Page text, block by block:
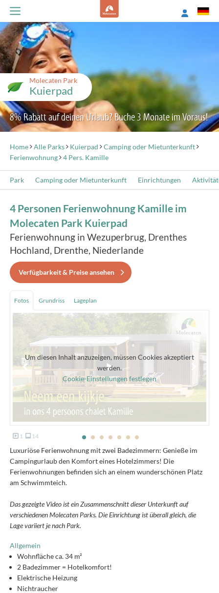
Molecaten Park
Kuierpad
8% Rabatt auf deinen Urlaub? Buche 3 Monate im Voraus!
Home Alle Parks Kuierpad
Camping oder Mietunterkunft
Ferienwohnung
4 Pers. Kamille
Park Camping oder Mietunterkunft Einrichtungen
4 Personen Ferienwohnung Kamille im
Molecaten Park Kuierpad
Ferienwohnung in Wezuperbrug, Drenthes
Hochland, Drenthe, Niederlande
Verfügbarkeit & Preise ansehen
Fotos Grundriss Lageplan
Um diesen Inhalt anzuzeigen, müssen Cookies akzeptiert
werden.
Cookie-Einstellungen festlegen
1 14
Luxuriöse Ferienwohnung mit zwei Badezimmern: Genieße im
Campingurlaub den Komfort eines Hotelzimmers! Die
Ferienwohnungen befinden sich an einem wunderschönen Platz
am Schwimmteich.
Das gezeigte Video ist ein Zusammenschnitt dieser Unterkunft auf
verschiedenen Molecaten Parks. Die Einrichtung ist überall gleich, die
Lage variiert je nach Park.
Allgemein
Wohnfläche ca. 34 m²
2 Badezimmer = Hotelkomfort!
Elektrische Heizung
Nichtraucher